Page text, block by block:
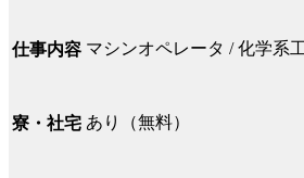
仕事内容 マシンオペレータ / 化学系
寮・社宅 あり（無料）